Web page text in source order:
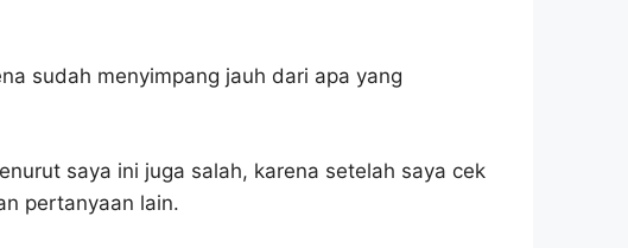
sudah menyimpang jauh dari apa yang
saya ini juga salah, karena setelah saya cek
pertanyaan lain.